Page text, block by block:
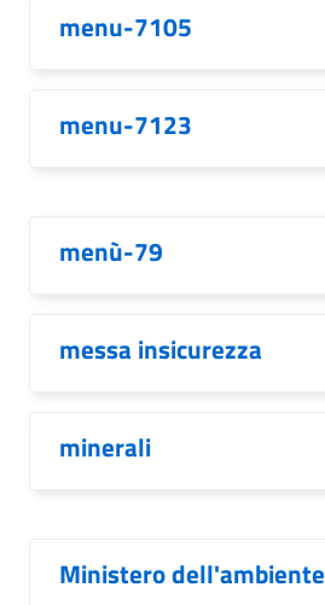
menu-7105
menu-7123
menù-79
messa insicurezza
minerali
Ministero dell'ambiente